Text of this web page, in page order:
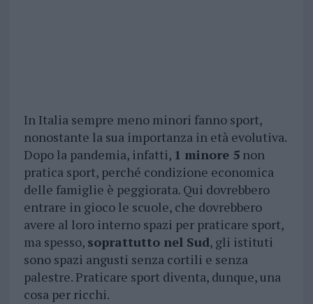
In Italia sempre meno minori fanno sport,
nonostante la sua importanza in età evolutiva.
Dopo la pandemia, infatti, 1 minore 5non
pratica sport, perché condizione economica
delle famiglie è peggiorata. Qui dovrebbero
entrare in gioco le scuole, che dovrebbero
avere al loro interno spazi per praticare sport,
ma spesso, soprattutto nel Sud, gli istituti
sono spazi angusti senza cortili e senza
palestre. Praticare sport diventa, dunque, una
cosa per ricchi.